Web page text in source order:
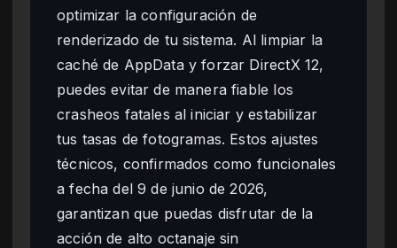
optimizar la configuración de
renderizado de tu sistema. Al limpiar la
caché de AppData y forzar DirectX 12,
puedes evitar de manera fiable los
crasheos fatales al iniciar y estabilizar
tus tasas de fotogramas. Estos ajustes
técnicos, confirmados como funcionales
a fecha del 9 de junio de 2026,
garantizan que puedas disfrutar de la
acción de alto octanaje sin